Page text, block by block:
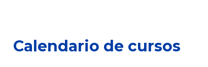
Calendario de cursos